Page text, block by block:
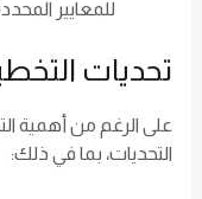
للمعايير
تحديات
على الرغم من أهمية
التحديات، بما في ذلك: